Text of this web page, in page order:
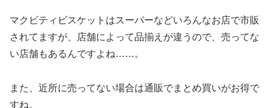
マクビティビスケットはスーパーなどいろんなお店で市販
されてますが、店舗によって品揃えが違うので、売ってな
い店舗もあるんですよね……。
また、近所に売ってない場合は通販でまとめ買いがお得で
すね。